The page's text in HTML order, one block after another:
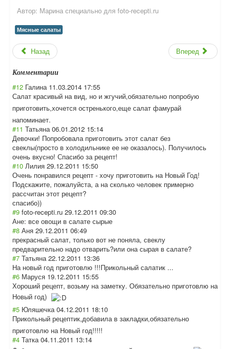
Автор: Марина специально для foto-recepti.ru
Мясные салаты
Назад Вперед
Комментарии
#12 Галина 11.03.2014 17:55
Салат красивый на вид, но и жгучий,обязательно попробую
приготовить,хочется остренького,еще салат фамурай
напоминает.
#11 Татьяна 06.01.2012 15:14
Девочки! Попробовала приготовить этот салат без
свеклы(просто в холодильнике ее не оказалось). Получилось
очень вкусно! Спасибо за рецепт!
#10 Лилия 29.12.2011 15:50
Очень понравился рецепт - хочу приготовить на Новый Год!
Подскажите, пожалуйста, а на сколько человек примерно
рассчитан этот рецепт?
спасибо))
#9 foto-recepti.ru 29.12.2011 09:30
Ане: все овощи в салате сырые
#8 Аня 29.12.2011 06:49
прекрасный салат, только вот не поняла, свеклу
предварительно надо отварить?или она сырая в салате?
#7 Татьяна 22.12.2011 13:36
На новый год приготовлю !!!Прикольный салатик ...
#6 Маруся 19.12.2011 15:55
Хороший рецепт, возьму на заметку. Обязательно приготовлю на
Новый год)
#5 Юляшечка 04.12.2011 18:10
Прикольный рецептик,добавила в закладки,обязательно
приготовлю на Новый год!!!!!
#4 Татка 04.11.2011 13:14